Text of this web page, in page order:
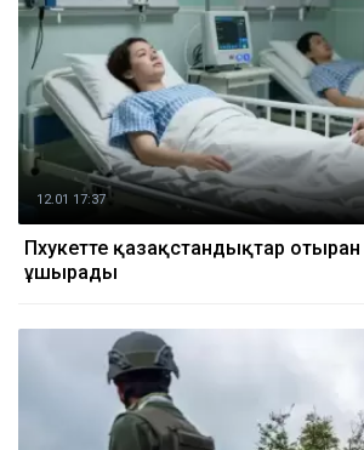
12.01 17:37
Пхукетте қазақстандықтар
ұшырады